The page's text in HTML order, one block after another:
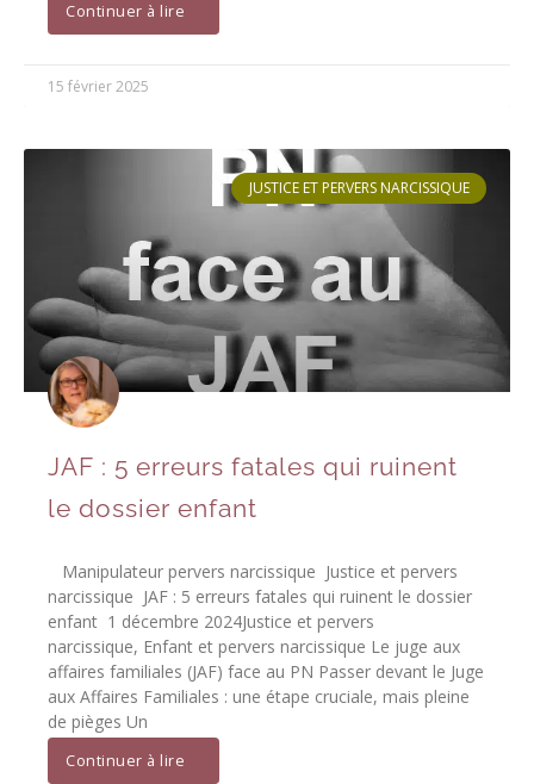
Continuer à lire
15 février 2025
JUSTICE ET PERVERS NARCISSIQUE
JAF : 5 erreurs fatales qui ruinent
le dossier enfant
Manipulateur pervers narcissique Justice et pervers
narcissique JAF : 5 erreurs fatales qui ruinent le dossier
enfant 1 décembre 2024Justice et pervers
narcissique, Enfant et pervers narcissique Le juge aux
affaires familiales (JAF) face au PN Passer devant le Juge
aux Affaires Familiales : une étape cruciale, mais pleine
de pièges Un
Continuer à lire